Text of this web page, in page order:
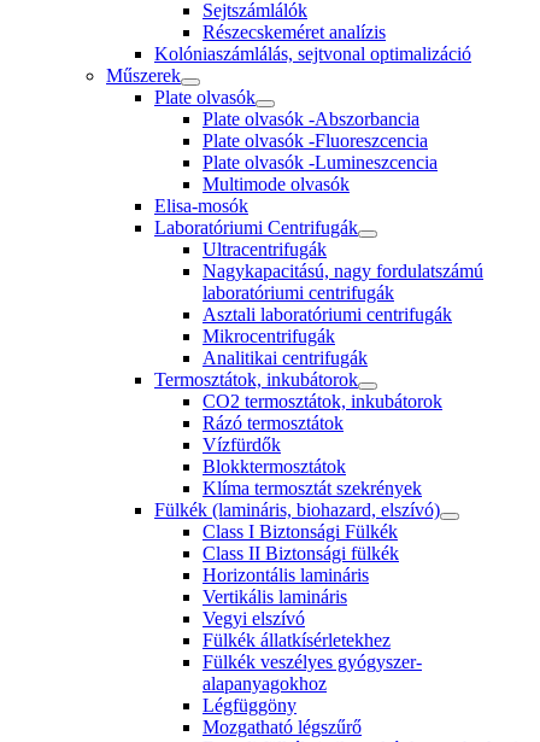
Sejtszámlálók
Részecskeméret analízis
Kolóniaszámlálás, sejtvonal optimalizáció
Műszerek
Plate olvasók
Plate olvasók -Abszorbancia
Plate olvasók -Fluoreszcencia
Plate olvasók -Lumineszcencia
Multimode olvasók
Elisa-mosók
Laboratóriumi Centrifugák
Ultracentrifugák
Nagykapacitású, nagy fordulatszámú
laboratóriumi centrifugák
Asztali laboratóriumi centrifugák
Mikrocentrifugák
Analitikai centrifugák
Termosztátok, inkubátorok
CO2 termosztátok, inkubátorok
Rázó termosztátok
Vízfürdők
Blokktermosztátok
Klíma termosztát szekrények
Fülkék (lamináris, biohazard, elszívó)
Class I Biztonsági Fülkék
Class II Biztonsági fülkék
Horizontális lamináris
Vertikális lamináris
Vegyi elszívó
Fülkék állatkísérletekhez
Fülkék veszélyes gyógyszer-
alapanyagokhoz
Légfüggöny
Mozgatható légszűrő